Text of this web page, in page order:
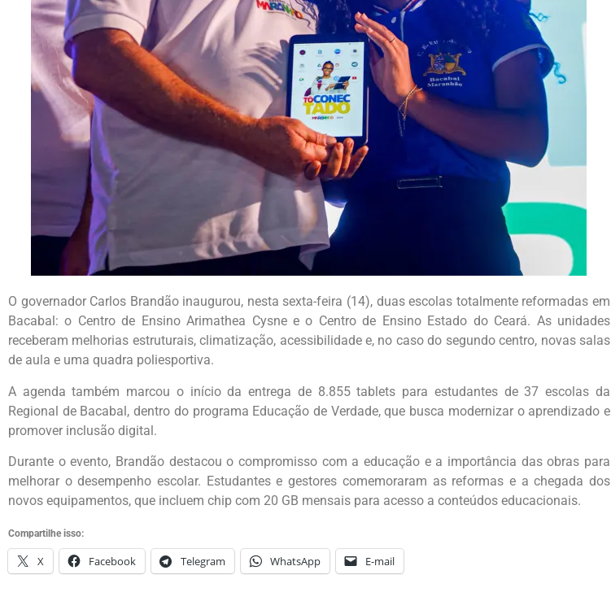
O governador Carlos Brandão inaugurou, nesta sexta-feira (14), duas escolas totalmente reformadas em
Bacabal: o Centro de Ensino Arimathea Cysne e o Centro de Ensino Estado do Ceará. As unidades
receberam melhorias estruturais, climatização, acessibilidade e, no caso do segundo centro, novas salas
de aula e uma quadra poliesportiva.
A agenda também marcou o início da entrega de 8.855 tablets para estudantes de 37 escolas da
Regional de Bacabal, dentro do programa Educação de Verdade, que busca modernizar o aprendizado e
promover inclusão digital.
Durante o evento, Brandão destacou o compromisso com a educação e a importância das obras para
melhorar o desempenho escolar. Estudantes e gestores comemoraram as reformas e a chegada dos
novos equipamentos, que incluem chip com 20 GB mensais para acesso a conteúdos educacionais.
Compartilhe isso:
X Facebook Telegram WhatsApp E-mail